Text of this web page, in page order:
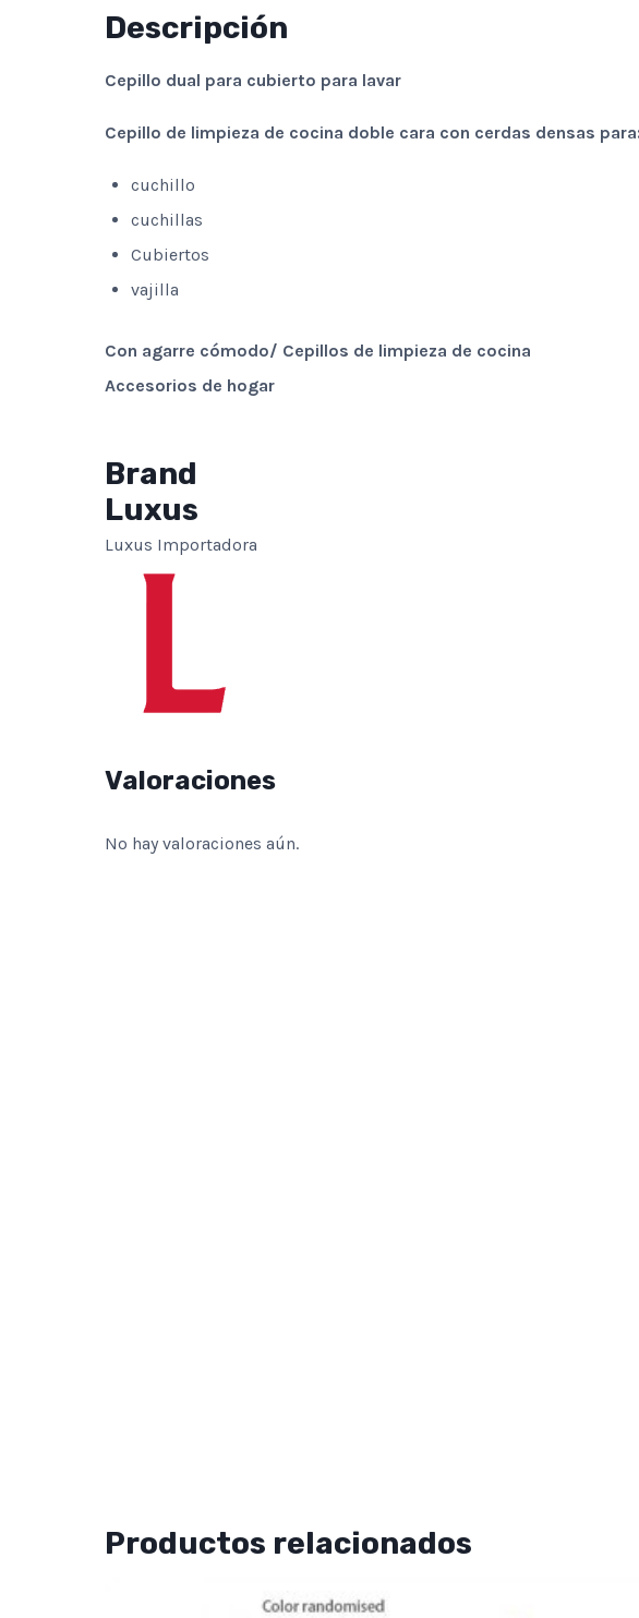
Descripción
Cepillo dual para cubierto para lavar
Cepillo de limpieza de cocina doble cara con cerdas densas
cuchillo
cuchillas
Cubiertos
vajilla
Con agarre cómodo/ Cepillos de limpieza de cocina
Accesorios de hogar
Brand
Luxus
Luxus Importadora
Valoraciones
No hay valoraciones aún.
Productos relacionados